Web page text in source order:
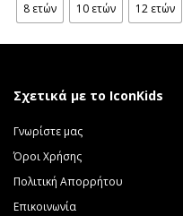
8 ετών 10 ετών 12 ετών
Σχετικά με το IconKids
Γνωρίστε μας
Όροι Χρήσης
Πολιτική Απορρήτου
Επικοινωνία